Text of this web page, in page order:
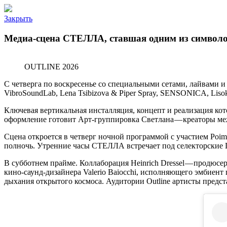
Закрыть
Медиа-сцена СТЕЛЛА, ставшая одним из
OUTLINE 2026
С четверга по воскресенье со специальными сетами,
VibroSoundLab, Lena Tsibizova & Piper Spray, SENSONICA,
Ключевая вертикальная инсталляция, концепт и реализация
оформление готовит Арт-группировка Светлана — креаторы
Сцена откроется в четверг ночной программой с участием
полночь. Утренние часы СТЕЛЛА встречает под селекторские
В субботнем прайме. Коллаборация Heinrich Dressel —
кино-саунд-дизайнера Valerio Baiocchi, исполняющего
дыхания открытого космоса. Аудитории Outline артисты